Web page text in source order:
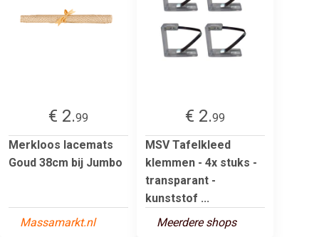
€ 2.99
Merkloos lacemats
Goud 38cm bij Jumbo
Massamarkt.nl
€ 2.99
MSV Tafelkleed
klemmen - 4x stuks -
transparant -
kunststof ...
Meerdere shops